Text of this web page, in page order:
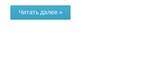
Читать далее »